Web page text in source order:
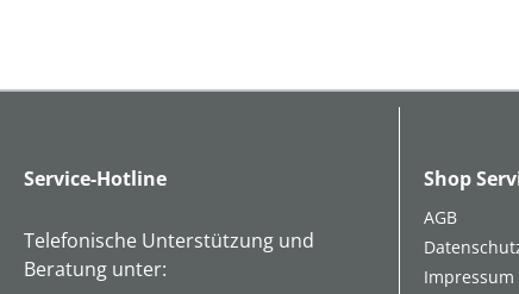
Service-Hotline
Telefonische Unterstützung und
Beratung unter:
Shop
AGB
Impressum